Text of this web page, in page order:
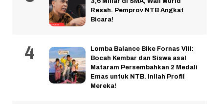
Resah. Pemprov NTB Angkat
Bicara!
Lomba Balance Bike Fornas VIII:
Bocah Kembar dan Siswa asal
Mataram Persembahkan 2 Medali
Emas untuk NTB. Inilah Profil
Mereka!